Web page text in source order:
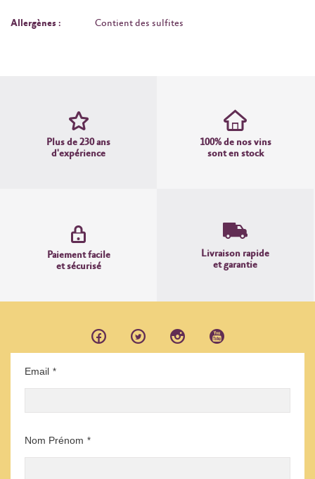
Allergènes : Contient des sulfites
Plus de 230 ans
d'expérience
100% de nos vins
sont en stock
Paiement facile
et sécurisé
Livraison rapide
et garantie
Email *
Nom Prénom *